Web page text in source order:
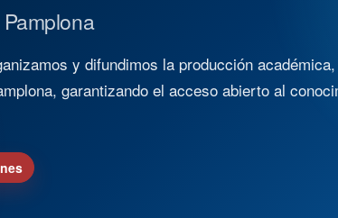
y difundimos la producción
garantizando el acceso abierto al